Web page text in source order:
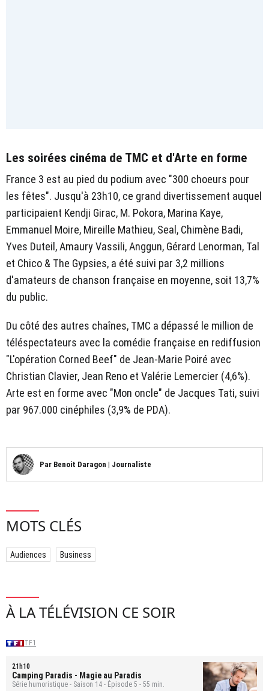
Les soirées cinéma de TMC et d'Arte en forme
France 3 est au pied du podium avec "300 choeurs pour
les fêtes". Jusqu'à 23h10, ce grand divertissement auquel
participaient Kendji Girac, M. Pokora, Marina Kaye,
Emmanuel Moire, Mireille Mathieu, Seal, Chimène Badi,
Yves Duteil, Amaury Vassili, Anggun, Gérard Lenorman, Tal
et Chico & The Gypsies, a été suivi par 3,2 millions
d'amateurs de chanson française en moyenne, soit 13,7%
du public.
Du côté des autres chaînes, TMC a dépassé le million de
téléspectateurs avec la comédie française en rediffusion
"L'opération Corned Beef" de Jean-Marie Poiré avec
Christian Clavier, Jean Reno et Valérie Lemercier (4,6%).
Arte est en forme avec "Mon oncle" de Jacques Tati, suivi
par 967.000 cinéphiles (3,9% de PDA).
Par Benoit Daragon | Journaliste
MOTS CLÉS
Audiences Business
À LA TÉLÉVISION CE SOIR
TF1
21h10
Camping Paradis - Magie au Paradis
Série humoristique - Saison 14 - Épisode 5 - 55 min.